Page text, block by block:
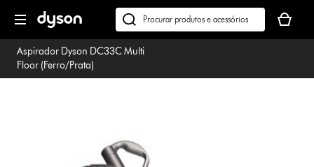
seguinte
Pesquisar
em
dyson.pt
seu
cesto
Aspirador Dyson DC33C Multi
Floor (Ferro/Prata)